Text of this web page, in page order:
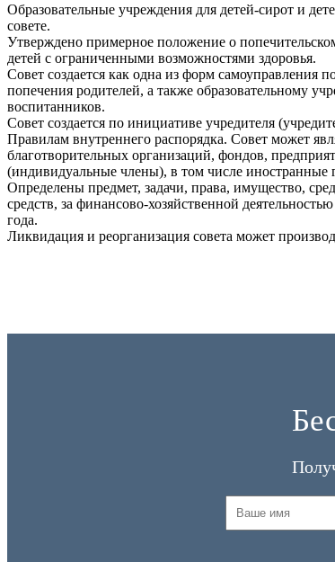
Образовательные учреждения для детей-сирот и
совете.
Утверждено примерное положение о
детей с ограниченными возможностями здоровья.
Совет создается как одна из форм самоуправления
попечения родителей, а также образовательному
воспитанников.
Совет создается по инициативе учредителя
Правилам внутреннего распорядка. Совет может
благотворительных организаций, фондов,
(индивидуальные члены), в том числе иностранные
Определены предмет, задачи, права, имущество,
средств, за финансово-хозяйственной
года.
Ликвидация и реорганизация совета может